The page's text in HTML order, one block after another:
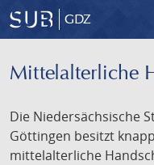
GDZ
Mittelalterliche
Die Niedersächsische
Göttingen besitzt
mittelalterliche